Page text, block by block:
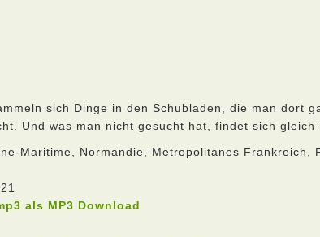
sich Dinge in den Schubladen, die man dort
Und was man nicht gesucht hat, findet sich gleich
Maritime, Normandie, Metropolitanes Frankreich,
als MP3 Download